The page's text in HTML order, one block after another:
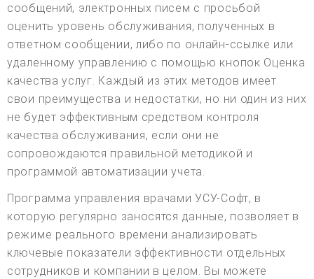
сообщений, электронных писем с просьбой
оценить уровень обслуживания, полученных в
ответном сообщении, либо по онлайн-ссылке или
удаленному управлению с помощью кнопок Оценка
качества услуг. Каждый из этих методов имеет
свои преимущества и недостатки, но ни один из них
не будет эффективным средством контроля
качества обслуживания, если они не
сопровождаются правильной методикой и
программой автоматизации учета.
Программа управления врачами УСУ-Софт, в
которую регулярно заносятся данные, позволяет в
режиме реального времени анализировать
ключевые показатели эффективности отдельных
сотрудников и компании в целом. Вы можете